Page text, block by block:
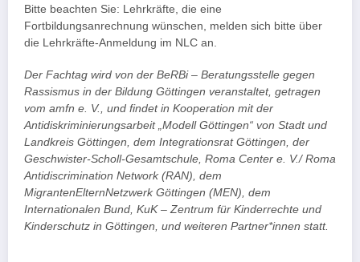
Bitte beachten Sie: Lehrkräfte, die eine
Fortbildungsanrechnung wünschen, melden sich bitte über
die Lehrkräfte-Anmeldung im NLC an.
Der Fachtag wird von der BeRBi – Beratungsstelle gegen
Rassismus in der Bildung Göttingen veranstaltet, getragen
vom amfn e. V., und findet in Kooperation mit der
Antidiskriminierungsarbeit „Modell Göttingen“ von Stadt und
Landkreis Göttingen, dem Integrationsrat Göttingen, der
Geschwister-Scholl-Gesamtschule, Roma Center e. V./ Roma
Antidiscrimination Network (RAN), dem
MigrantenElternNetzwerk Göttingen (MEN), dem
Internationalen Bund, KuK – Zentrum für Kinderrechte und
Kinderschutz in Göttingen, und weiteren Partner*innen statt.